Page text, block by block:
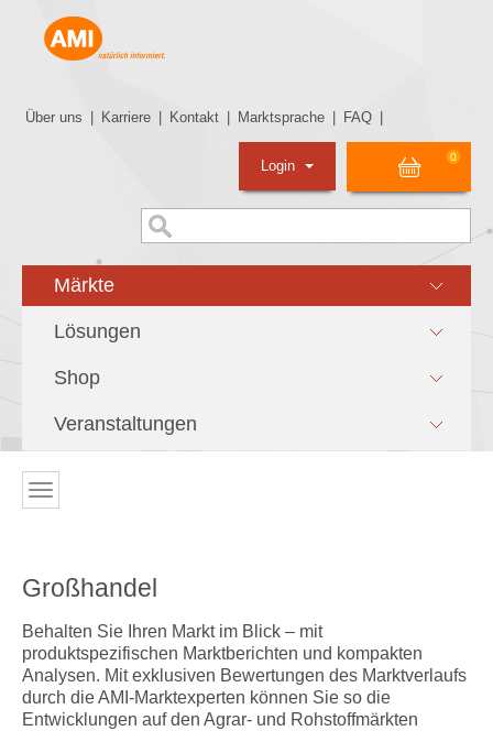
Über uns Karriere Kontakt Marktsprache FAQ
0
Login
Märkte
Lösungen
Shop
Veranstaltungen
Großhandel
Behalten Sie Ihren Markt im Blick – mit
produktspezifischen Marktberichten und kompakten
Analysen. Mit exklusiven Bewertungen des Marktverlaufs
durch die AMI-Marktexperten können Sie so die
Entwicklungen auf den Agrar- und Rohstoffmärkten